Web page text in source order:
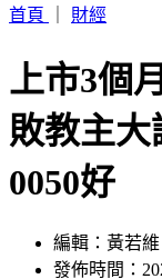
首頁
財經
上市3個
敗教主
0050好
編輯：黃若維
發佈時間：